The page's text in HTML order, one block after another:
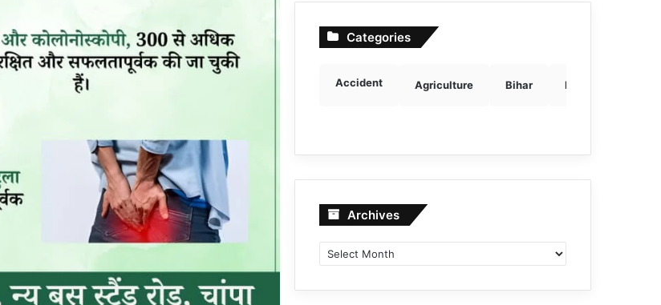
Categories
Accident Agriculture Bihar Breaking news
Archives Archives